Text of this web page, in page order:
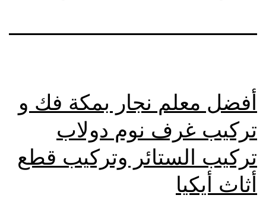
أفضل معلم نجار بمكة فك و
تركيب غرف نوم دولاب
تركيب الستائر وتركيب قطع
أثاث أيكيا